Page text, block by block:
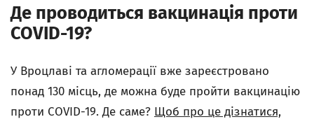
Де проводиться вакцинація проти
COVID-19?
У Вроцлаві та агломерації вже зареєстровано
понад 130 місць, де можна буде пройти вакцинацію
проти COVID-19. Де саме? Щоб про це дізнатися,